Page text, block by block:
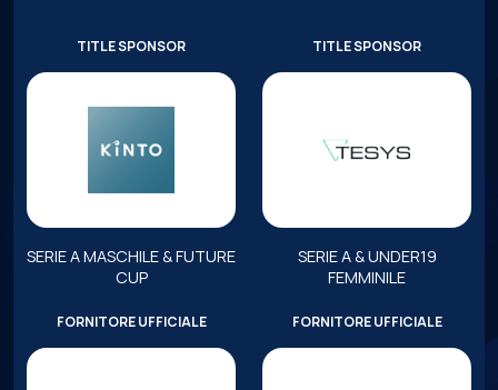
TITLE SPONSOR
SERIE A MASCHILE & FUTURE
CUP
TITLE SPONSOR
SERIE A & UNDER19
FEMMINILE
FORNITORE UFFICIALE FORNITORE UFFICIALE